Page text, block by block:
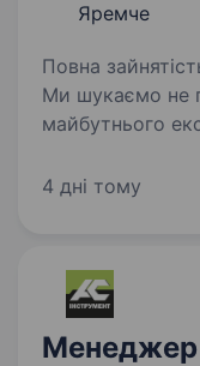
Яремче
Повна зайнятість. Менеджер з
Ми шукаємо не
майбутнього
завдяки
4 дні тому